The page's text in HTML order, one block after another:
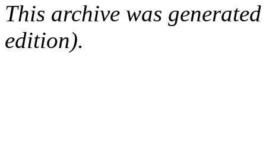
This archive was
edition).